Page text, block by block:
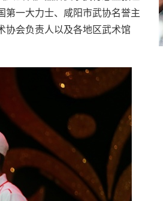
第一大力士、咸阳市武协名誉主
协会负责人以及各地区武术馆